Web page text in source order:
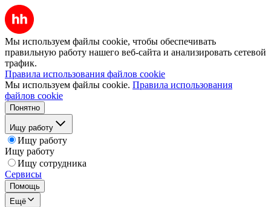
Мы используем файлы cookie, чтобы обеспечивать
правильную работу нашего веб-сайта и анализировать сетевой
трафик.
Правила использования файлов cookie
Мы используем файлы cookie. Правила использования
файлов cookie
Понятно
Ищу работу
Ищу работу
Ищу работу
Ищу сотрудника
Сервисы
Помощь
Ещё